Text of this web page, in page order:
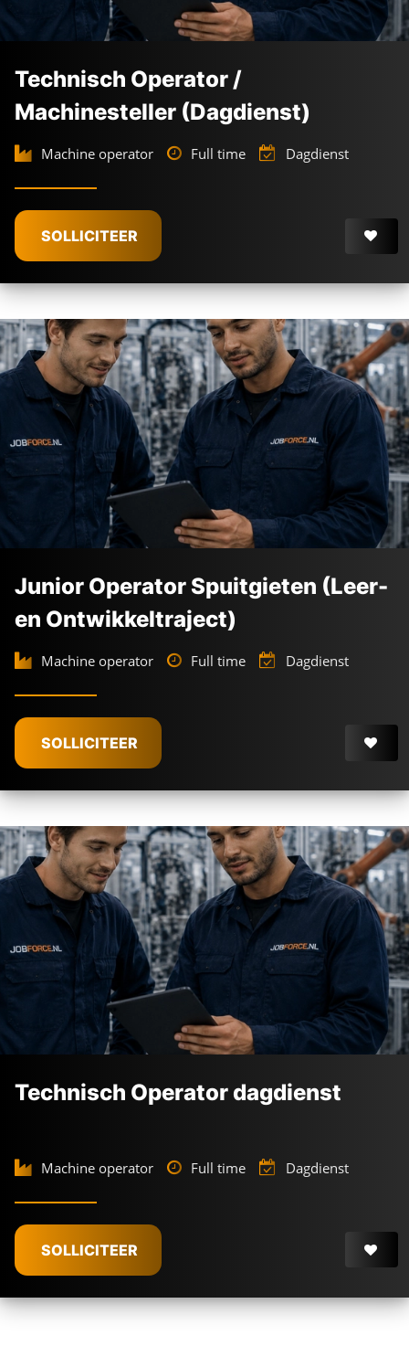
Technisch Operator /
Machinesteller (Dagdienst)
Machine operator Full time Dagdienst
SOLLICITEER
Junior Operator Spuitgieten (Leer-
en Ontwikkeltraject)
Machine operator Full time Dagdienst
SOLLICITEER
Technisch Operator dagdienst
Machine operator Full time Dagdienst
SOLLICITEER